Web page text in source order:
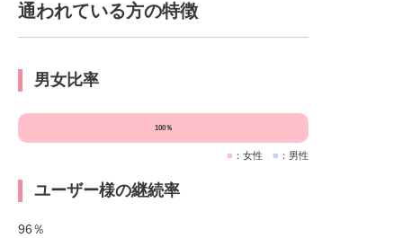
通われている方の特徴
男女比率
100％
■ ：女性 ■ ：男性
ユーザー様の継続率
96％